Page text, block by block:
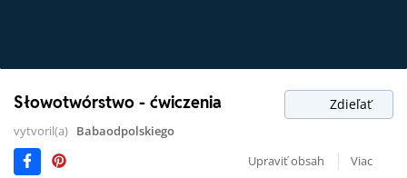
Słowotwórstwo - ćwiczenia Zdieľať
vytvoril(a) Babaodpolskiego
Upraviť obsah
Viac